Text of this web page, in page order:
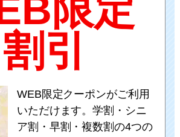
限定
割引
WEB限定クーポンがご利用
いただけます。学割・シニ
ア割・早割・複数割の4つの